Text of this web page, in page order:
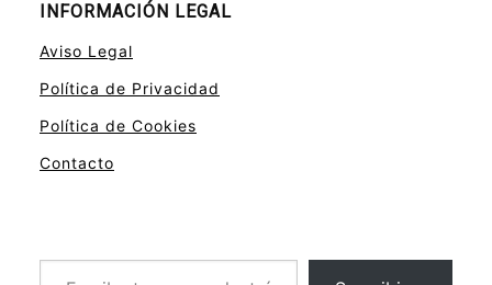
INFORMACIÓN LEGAL
Aviso Legal
Política de Privacidad
Política de Cookies
Contacto
Escribe tu correo electrónico…